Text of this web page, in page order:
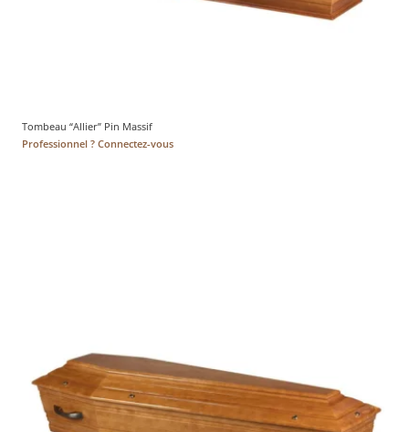
Tombeau “Allier” Pin Massif
Professionnel ? Connectez-vous